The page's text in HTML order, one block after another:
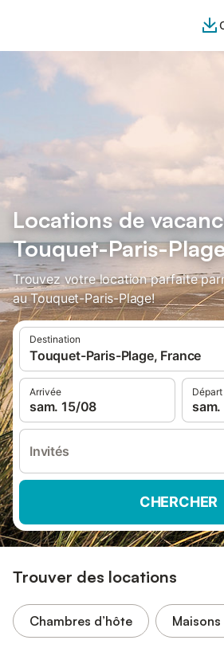
Locations de
Touquet-Paris-
Trouvez votre location parfaite
au Touquet-Paris-Plage!
Destination
Touquet-Paris-Plage, France
Arrivée
sam. 15/08
Départ
Invités
CHERCHER
Trouver des locations
Chambres d’hôte